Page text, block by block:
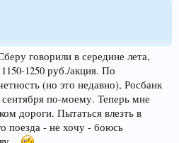
говорили в середине лета,
1250 руб./акция. По
(но это недавно), Росбанк
по-моему. Теперь мне
дороги. Пытаться влезть в
поезда - не хочу - боюсь